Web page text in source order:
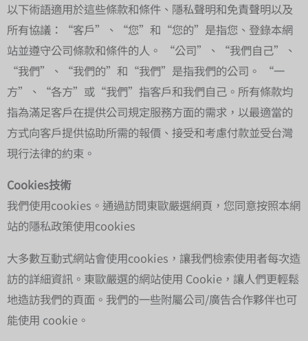
以下術語適用於這些條款和條件、隱私聲明和免責聲明以及
所有協議：“客戶”、“您”和“您的”是指您、登錄本網
站並遵守公司條款和條件的人。 “公司”、“我們自己”、
“我們”、“我們的”和“我們”是指我們的公司。 “一
方”、“各方”或“我們”指客戶和我們自己。所有條款均
指為滿足客戶在提供公司規定服務方面的需求，以最適當的
方式向客戶提供協助所需的報價、接受和考慮付款並受台灣
現行法律的約束。
Cookies技術
我們使用cookies。通過訪問東歐嚴選網頁，您同意按照本網
站的隱私政策使用cookies
大多數互動式網站會使用cookies，讓我們檢索使用者每次造
訪的詳細資訊。東歐嚴選的網站使用 Cookie，讓人們更輕鬆
地造訪我們的頁面。我們的一些附屬公司/廣告合作夥伴也可
能使用 cookie。